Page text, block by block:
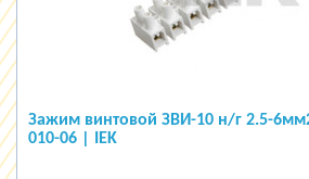
Зажим винтовой ЗВИ-10 н/г 2.5-
010-06 | IEK